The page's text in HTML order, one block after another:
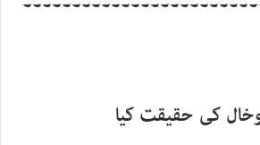
کی حقیقت کیا